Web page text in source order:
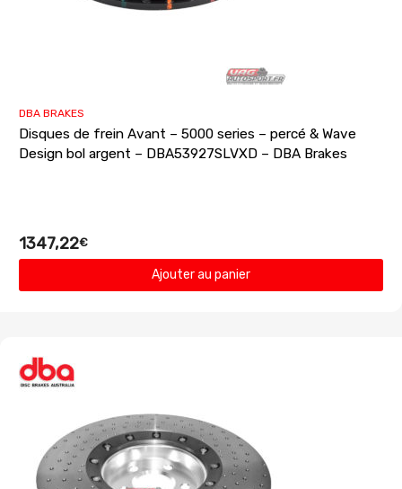
DBA BRAKES
Disques de frein Avant – 5000 series – percé & Wave
Design bol argent – DBA53927SLVXD – DBA Brakes
1347,22€
Ajouter au panier